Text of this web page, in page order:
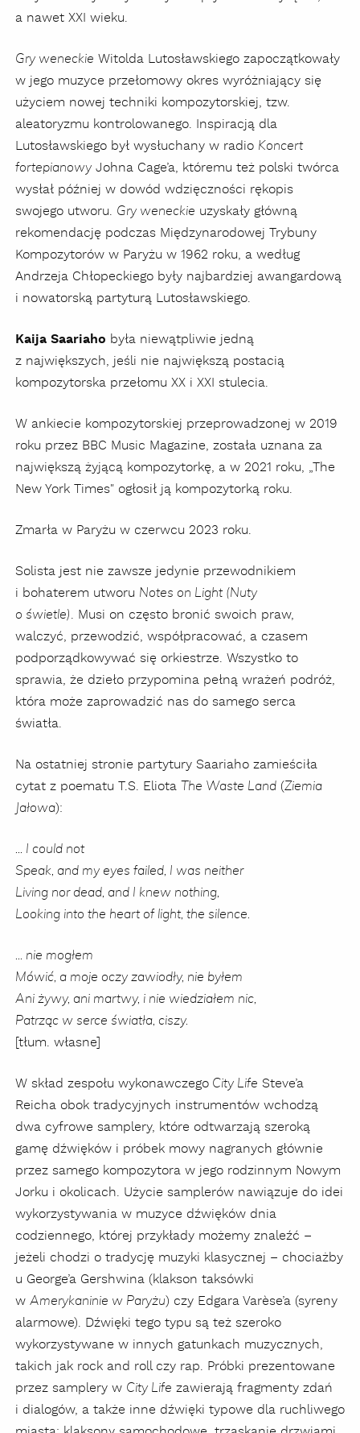
a nawet XXI wieku.
Gry weneckie Witolda Lutosławskiego zapoczątkowały
w jego muzyce przełomowy okres wyróżniający się
użyciem nowej techniki kompozytorskiej, tzw.
aleatoryzmu kontrolowanego. Inspiracją dla
Lutosławskiego był wysłuchany w radio Koncert
fortepianowy Johna Cage’a, któremu też polski twórca
wysłał później w dowód wdzięczności rękopis
swojego utworu. Gry weneckie uzyskały główną
rekomendację podczas Międzynarodowej Trybuny
Kompozytorów w Paryżu w 1962 roku, a według
Andrzeja Chłopeckiego były najbardziej awangardową
i nowatorską partyturą Lutosławskiego.
Kaija Saariaho była niewątpliwie jedną
z największych, jeśli nie największą postacią
kompozytorska przełomu XX i XXI stulecia.
W ankiecie kompozytorskiej przeprowadzonej w 2019
roku przez BBC Music Magazine, została uznana za
największą żyjącą kompozytorkę, a w 2021 roku, „The
New York Times" ogłosił ją kompozytorką roku.
Zmarła w Paryżu w czerwcu 2023 roku.
Solista jest nie zawsze jedynie przewodnikiem
i bohaterem utworu Notes on Light (Nuty
o świetle). Musi on często bronić swoich praw,
walczyć, przewodzić, współpracować, a czasem
podporządkowywać się orkiestrze. Wszystko to
sprawia, że dzieło przypomina pełną wrażeń podróż,
która może zaprowadzić nas do samego serca
światła.
Na ostatniej stronie partytury Saariaho zamieściła
cytat z poematu T.S. Eliota The Waste Land (Ziemia
Jałowa):
... I could not
Speak, and my eyes failed, I was neither
Living nor dead, and I knew nothing,
Looking into the heart of light, the silence.
... nie mogłem
Mówić, a moje oczy zawiodły, nie byłem
Ani żywy, ani martwy, i nie wiedziałem nic,
Patrząc w serce światła, ciszy.
[tłum. własne]
W skład zespołu wykonawczego City Life Steve’a
Reicha obok tradycyjnych instrumentów wchodzą
dwa cyfrowe samplery, które odtwarzają szeroką
gamę dźwięków i próbek mowy nagranych głównie
przez samego kompozytora w jego rodzinnym Nowym
Jorku i okolicach. Użycie samplerów nawiązuje do idei
wykorzystywania w muzyce dźwięków dnia
codziennego, której przykłady możemy znaleźć –
jeżeli chodzi o tradycję muzyki klasycznej – chociażby
u George’a Gershwina (klakson taksówki
w Amerykaninie w Paryżu) czy Edgara Varèse’a (syreny
alarmowe). Dźwięki tego typu są też szeroko
wykorzystywane w innych gatunkach muzycznych,
takich jak rock and roll czy rap. Próbki prezentowane
przez samplery w City Life zawierają fragmenty zdań
i dialogów, a także inne dźwięki typowe dla ruchliwego